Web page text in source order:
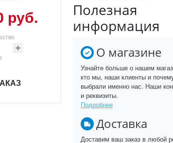
руб.
Полезная
информация
О магазине
Узнайте больше о нашем
кто мы, наши клиенты и
выбрали именно нас. Наши
и реквизиты.
Подробнее
Доставка
Доставим ваш заказ в любой